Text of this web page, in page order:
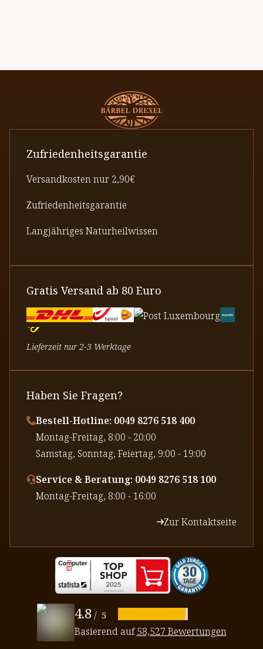
Zufriedenheitsgarantie
Versandkosten nur 2,90€
Zufriedenheitsgarantie
Langjähriges Naturheilwissen
Gratis Versand ab 80 Euro
Lieferzeit nur 2-3 Werktage
Haben Sie Fragen?
Bestell-Hotline: 0049 8276 518 400
⁠Montag-Freitag, 8:00 - 20:00
⁠Samstag, Sonntag, Feiertag, 9:00 - 19:00
Service & Beratung: 0049 8276 518 100
⁠Montag-Freitag, 8:00 - 16:00
Zur Kontaktseite
4.8 / 5
Basierend auf58,527 Bewertungen